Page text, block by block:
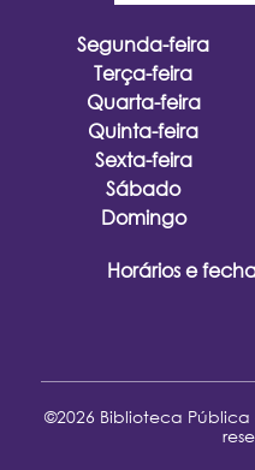
Segunda-feira
Terça-feira
Quarta-feira
Quinta-feira
Sexta-feira
Sábado
Domingo
Horários e
©2026 Biblioteca Pública